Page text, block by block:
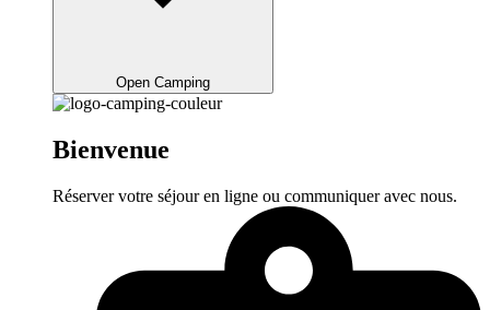
Open Camping
Bienvenue
Réserver votre séjour en ligne ou communiquer avec nous.